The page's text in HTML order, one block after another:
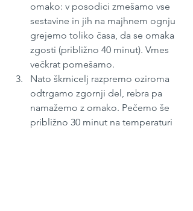
omako: v posodici zmešamo vse
sestavine in jih na majhnem ognju
grejemo toliko časa, da se omaka
zgosti (približno 40 minut). Vmes
večkrat pomešamo.
Nato škrnicelj razpremo oziroma
odtrgamo zgornji del, rebra pa
namažemo z omako. Pečemo še
približno 30 minut na temperaturi